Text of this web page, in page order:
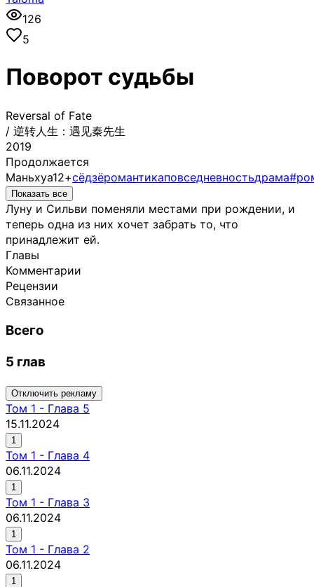
126
5
Поворот cудьбы
Reversal of Fate
/ 逆转人生：遇见秦先生
2019
Продолжается
Маньхуа12+сёдзёромантикаповседневностьдрама
Показать все
Луну и Сильви поменяли местами при рождении, и
теперь одна из них хочет забрать то, что
принадлежит ей.
Главы
Комментарии
Рецензии
Связанное
Всего
5 глав
Отключить рекламу
Том 1 - Глава 5
15.11.2024
1
Том 1 - Глава 4
06.11.2024
1
Том 1 - Глава 3
06.11.2024
1
Том 1 - Глава 2
06.11.2024
1